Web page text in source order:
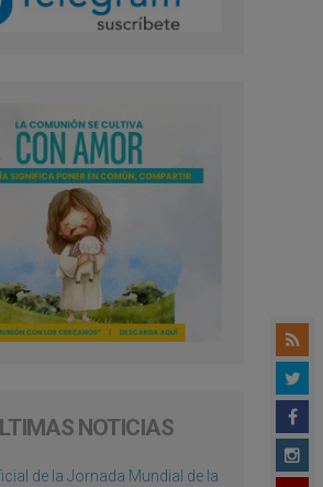
NOTICIAS
de la Jornada Mundial de la